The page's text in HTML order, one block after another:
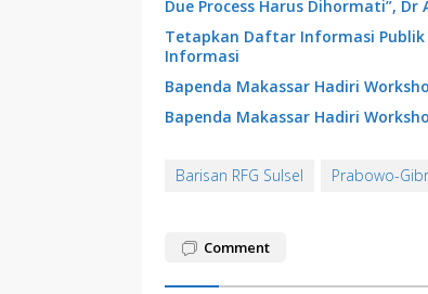
Due Process Harus Dihormati”,
Tetapkan Daftar Informasi Publik
Informasi
Bapenda Makassar Hadiri
Bapenda Makassar Hadiri
Barisan RFG Sulsel Prabowo-
Comment